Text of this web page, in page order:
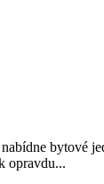
bytové
opravdu...